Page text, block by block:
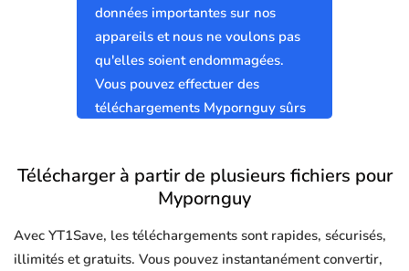
données importantes sur nos
appareils et nous ne voulons pas
qu'elles soient endommagées.
Vous pouvez effectuer des
téléchargements Mypornguy sûrs
Télécharger à partir de plusieurs fichiers pour
Mypornguy
Avec YT1Save, les téléchargements sont rapides, sécurisés,
illimités et gratuits. Vous pouvez instantanément convertir,